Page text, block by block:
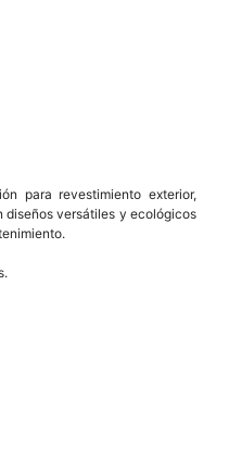
para revestimiento exterior,
diseños versátiles y ecológicos